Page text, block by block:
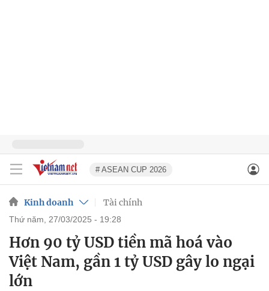
# ASEAN CUP 2026
Kinh doanh Tài chính
thứ năm, 27/03/2025 - 19:28
Hơn 90 tỷ USD tiền mã hoá vào
Việt Nam, gần 1 tỷ USD gây lo ngại
lớn